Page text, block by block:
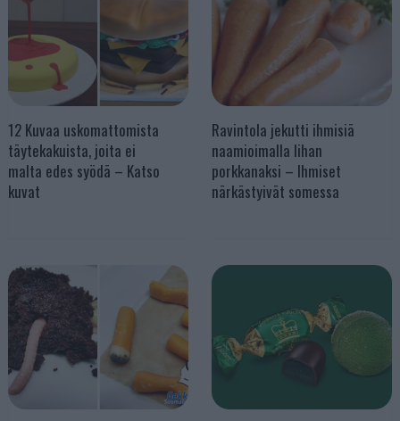
12 Kuvaa uskomattomista
täytekakuista, joita ei
malta edes syödä – Katso
kuvat
Ravintola jekutti ihmisiä
naamioimalla lihan
porkkanaksi – Ihmiset
närkästyivät somessa